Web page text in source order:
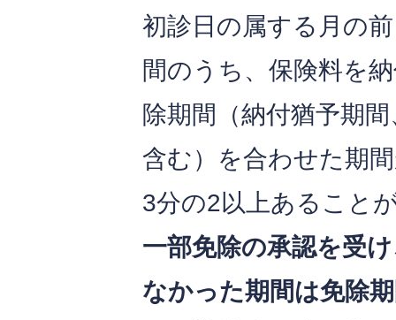
初診日の属する月の
間のうち、保険料を
除期間（納付猶予期
含む）を合わせた期
3分の2以上あること
一部免除の承認を受
なかった期間は免除